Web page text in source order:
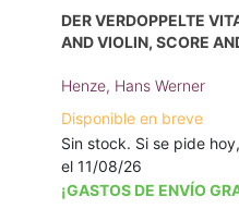
DER VERDOPPELTE
AND VIOLIN, SCORE
Henze, Hans Werner
Disponible en breve
Sin stock. Si se pide
el 11/08/26
¡GASTOS DE ENVÍO